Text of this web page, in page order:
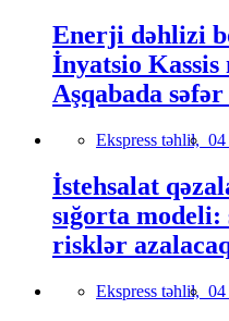
Enerji dəhlizi
İnyatsio Kassis
Aşqabada
Ekspress təhlil, 04
İstehsalat
sığorta
risklər
Ekspress təhlil, 04